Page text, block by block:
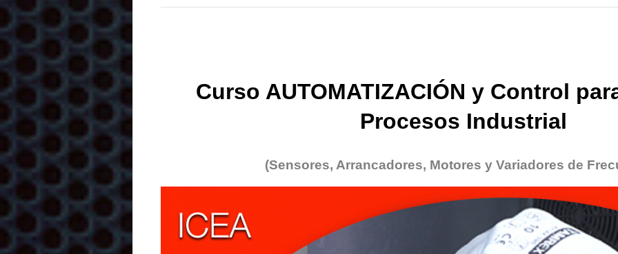
Curso AUTOMATIZACIÓN y Control
Procesos Industrial
(Sensores, Arrancadores, Motores y Variadores de